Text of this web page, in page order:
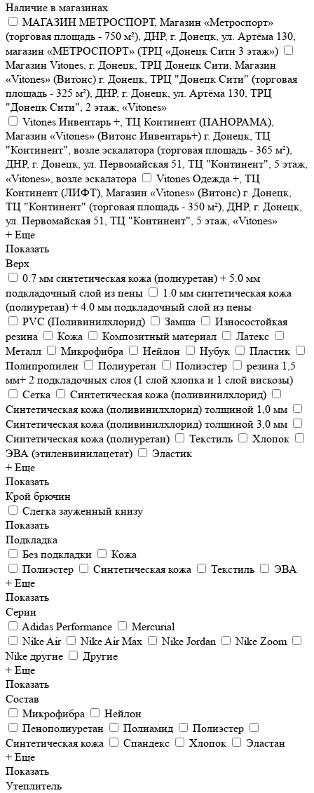
Наличие в магазинах
МАГАЗИН МЕТРОСПОРТ, Магазин «Метроспорт»
(торговая площадь - 750 м²), ДНР, г. Донецк, ул. Артёма 130,
магазин «МЕТРОСПОРТ» (ТРЦ «Донецк Сити 3 этаж»)
Магазин Vitones, г. Донецк, ТРЦ Донецк Сити, Магазин
«Vitones» (Витонс) г. Донецк, ТРЦ "Донецк Сити" (торговая
площадь - 325 м²), ДНР, г. Донецк, ул. Артёма 130, ТРЦ
"Донецк Сити", 2 этаж, «Vitones»
Vitones Инвентарь +, ТЦ Континент (ПАНОРАМА),
Магазин «Vitones» (Витонс Инвентарь+) г. Донецк, ТЦ
"Континент", возле эскалатора (торговая площадь - 365 м²),
ДНР, г. Донецк, ул. Первомайская 51, ТЦ "Континент", 5 этаж,
«Vitones», возле эскалатора
Vitones Одежда +, ТЦ
Континент (ЛИФТ), Магазин «Vitones» (Витонс) г. Донецк,
ТЦ "Континент" (торговая площадь - 350 м²), ДНР, г. Донецк,
ул. Первомайская 51, ТЦ "Континент", 5 этаж, «Vitones»
+ Еще
Показать
Верх
0.7 мм синтетическая кожа (полиуретан) + 5.0 мм
подкладочный слой из пены
1.0 мм синтетическая кожа
(полиуретан) + 4.0 мм подкладочный слой из пены
PVC (Поливинилхлорид)
Замша
Износостойкая
резина
Кожа Композитный материал
Латекс
Металл
Микрофибра Нейлон Нубук
Пластик
Полипропилен
Полиуретан Полиэстер
резина 1,5
мм+ 2 подкладочных слоя (1 слой хлопка и 1 слой вискозы)
Сетка
Синтетическая кожа (поливинилхлорид)
Синтетическая кожа (поливинилхлорид) толщиной 1,0 мм
Синтетическая кожа (поливинилхлорид) толщиной 3,0 мм
Синтетическая кожа (полиуретан)
Текстиль
Хлопок
ЭВА (этиленвинилацетат)
Эластик
+ Еще
Показать
Крой брючин
Слегка зауженный книзу
Показать
Подкладка
Без подкладки
Кожа
Полиэстер
Синтетическая кожа Текстиль
ЭВА
+ Еще
Показать
Серии
Adidas Performance
Mercurial
Nike Air
Nike Air Max Nike Jordan
Nike Zoom
Nike другие
Другие
+ Еще
Показать
Состав
Микрофибра
Нейлон
Пенополиуретан
Полиамид
Полиэстер
Синтетическая кожа
Спандекс Хлопок
Эластан
+ Еще
Показать
Утеплитель